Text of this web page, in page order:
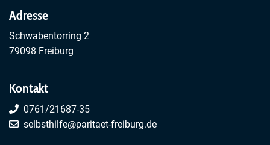
Adresse
Schwabentorring 2
79098 Freiburg
Kontakt
0761/21687-35
selbsthilfe@paritaet-freiburg.de